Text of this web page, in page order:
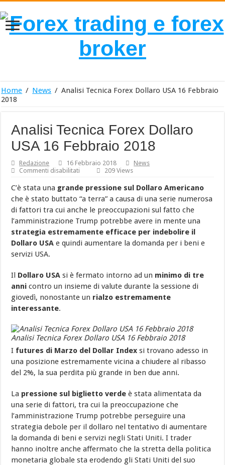
Home / News / Analisi Tecnica Forex Dollaro USA 16 Febbraio
2018
Analisi Tecnica Forex Dollaro
USA 16 Febbraio 2018
Redazione 16 Febbraio 2018
News
Commenti disabilitati
Tecnica
Forex
Dollaro
USA
Febbraio
2018
209 Views
C’è stata una grande pressione sul Dollaro Americano
che è stato buttato “a terra” a causa di una serie numerosa
di fattori tra cui anche le preoccupazioni sul fatto che
l’amministrazione Trump potrebbe avere in mente una
strategia estremamente efficace per indebolire il
Dollaro USA e quindi aumentare la domanda per i beni e
servizi USA.
Il Dollaro USA si è fermato intorno ad un minimo di tre
anni contro un insieme di valute durante la sessione di
giovedì, nonostante un rialzo estremamente
interessante.
Analisi Tecnica Forex Dollaro USA 16 Febbraio 2018
I futures di Marzo del Dollar Index si trovano adesso in
una posizione estremamente vicina a chiudere al ribasso
del 2%, la sua perdita più grande in ben due anni.
La pressione sul biglietto verde è stata alimentata da
una serie di fattori, tra cui la preoccupazione che
l’amministrazione Trump potrebbe perseguire una
strategia debole per il dollaro nel tentativo di aumentare
la domanda di beni e servizi negli Stati Uniti. I trader
hanno inoltre anche affermato che la stretta della politica
monetaria globale sta erodendo gli Stati Uniti del suo